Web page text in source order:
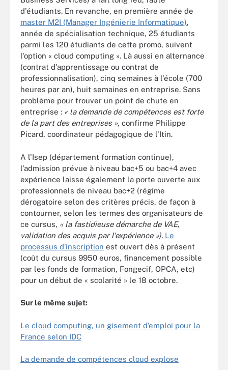
d'étudiants. En revanche, en première année de
master M2I (Manager Ingénierie Informatique),
année de spécialisation technique, 25 étudiants
parmi les 120 étudiants de cette promo, suivent
l'option « cloud computing ». Là aussi en alternance
(contrat d'apprentissage ou contrat de
professionnalisation), cinq semaines à l'école (700
heures par an), huit semaines en entreprise. Sans
problème pour trouver un point de chute en
entreprise : « la demande de compétences est forte
de la part des entreprises », confirme Philippe
Picard, coordinateur pédagogique de l'Itin.
A l'Isep (département formation continue),
l'admission prévue à niveau bac+5 ou bac+4 avec
expérience laisse également la porte ouverte aux
professionnels de niveau bac+2 (régime
dérogatoire selon des critères précis, de façon à
contourner, selon les termes des organisateurs de
ce cursus, « la fastidieuse démarche de VAE,
validation des acquis par l'expérience »). Le
processus d'inscription est ouvert dès à présent
(coût du cursus 9950 euros, financement possible
par les fonds de formation, Fongecif, OPCA, etc)
pour un début de « scolarité » le 18 octobre.
Sur le même sujet:
Le cloud computing, un gisement d’emploi pour la
France selon IDC
La demande de compétences cloud explose